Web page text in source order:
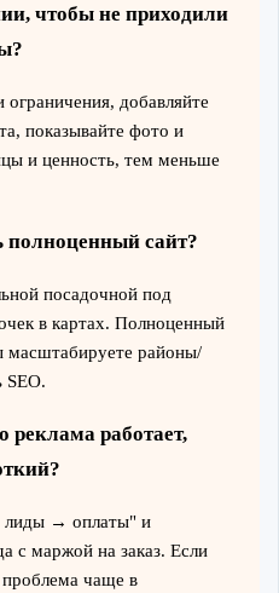
чтобы не приходили
добавляйте
показывайте фото и
и ценность, тем меньше
полноценный сайт?
посадочной под
в картах. Полноценный
масштабируете районы/
SEO.
реклама работает,
лиды → оплаты" и
с маржой на заказ. Если
чаще в